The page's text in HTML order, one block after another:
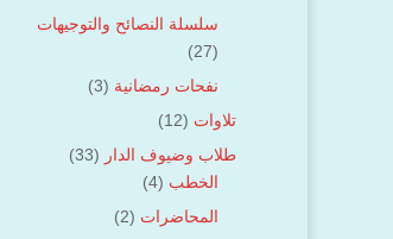
سلسلة النصائح والتوجيهات
(27)
نفحات رمضانية (3)
تلاوات (12)
طلاب وضيوف الدار (33)
الخطب (4)
المحاضرات (2)